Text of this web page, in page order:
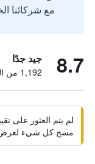
مع شركائنا
8.7 جيد جدًا
1,192 من التقييمات تم التحقق منها
لم يتم العثور على
مسح كل شيء لعرض